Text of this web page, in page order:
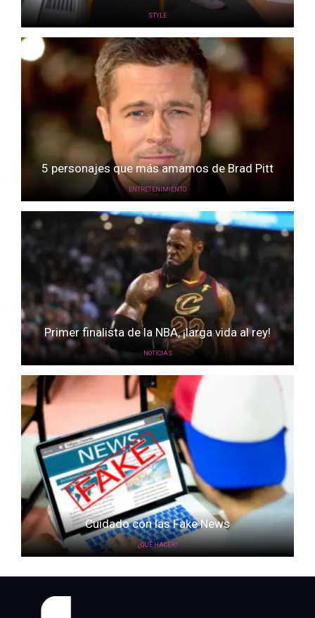
STYLE
5 personajes que más amamos de Brad Pitt
ENTRETENIMIENTO
Primer finalista de la NBA, ¡larga vida al rey!
NOTICIAS
Cuidado con las Fake News
¿QUÉ HACER?